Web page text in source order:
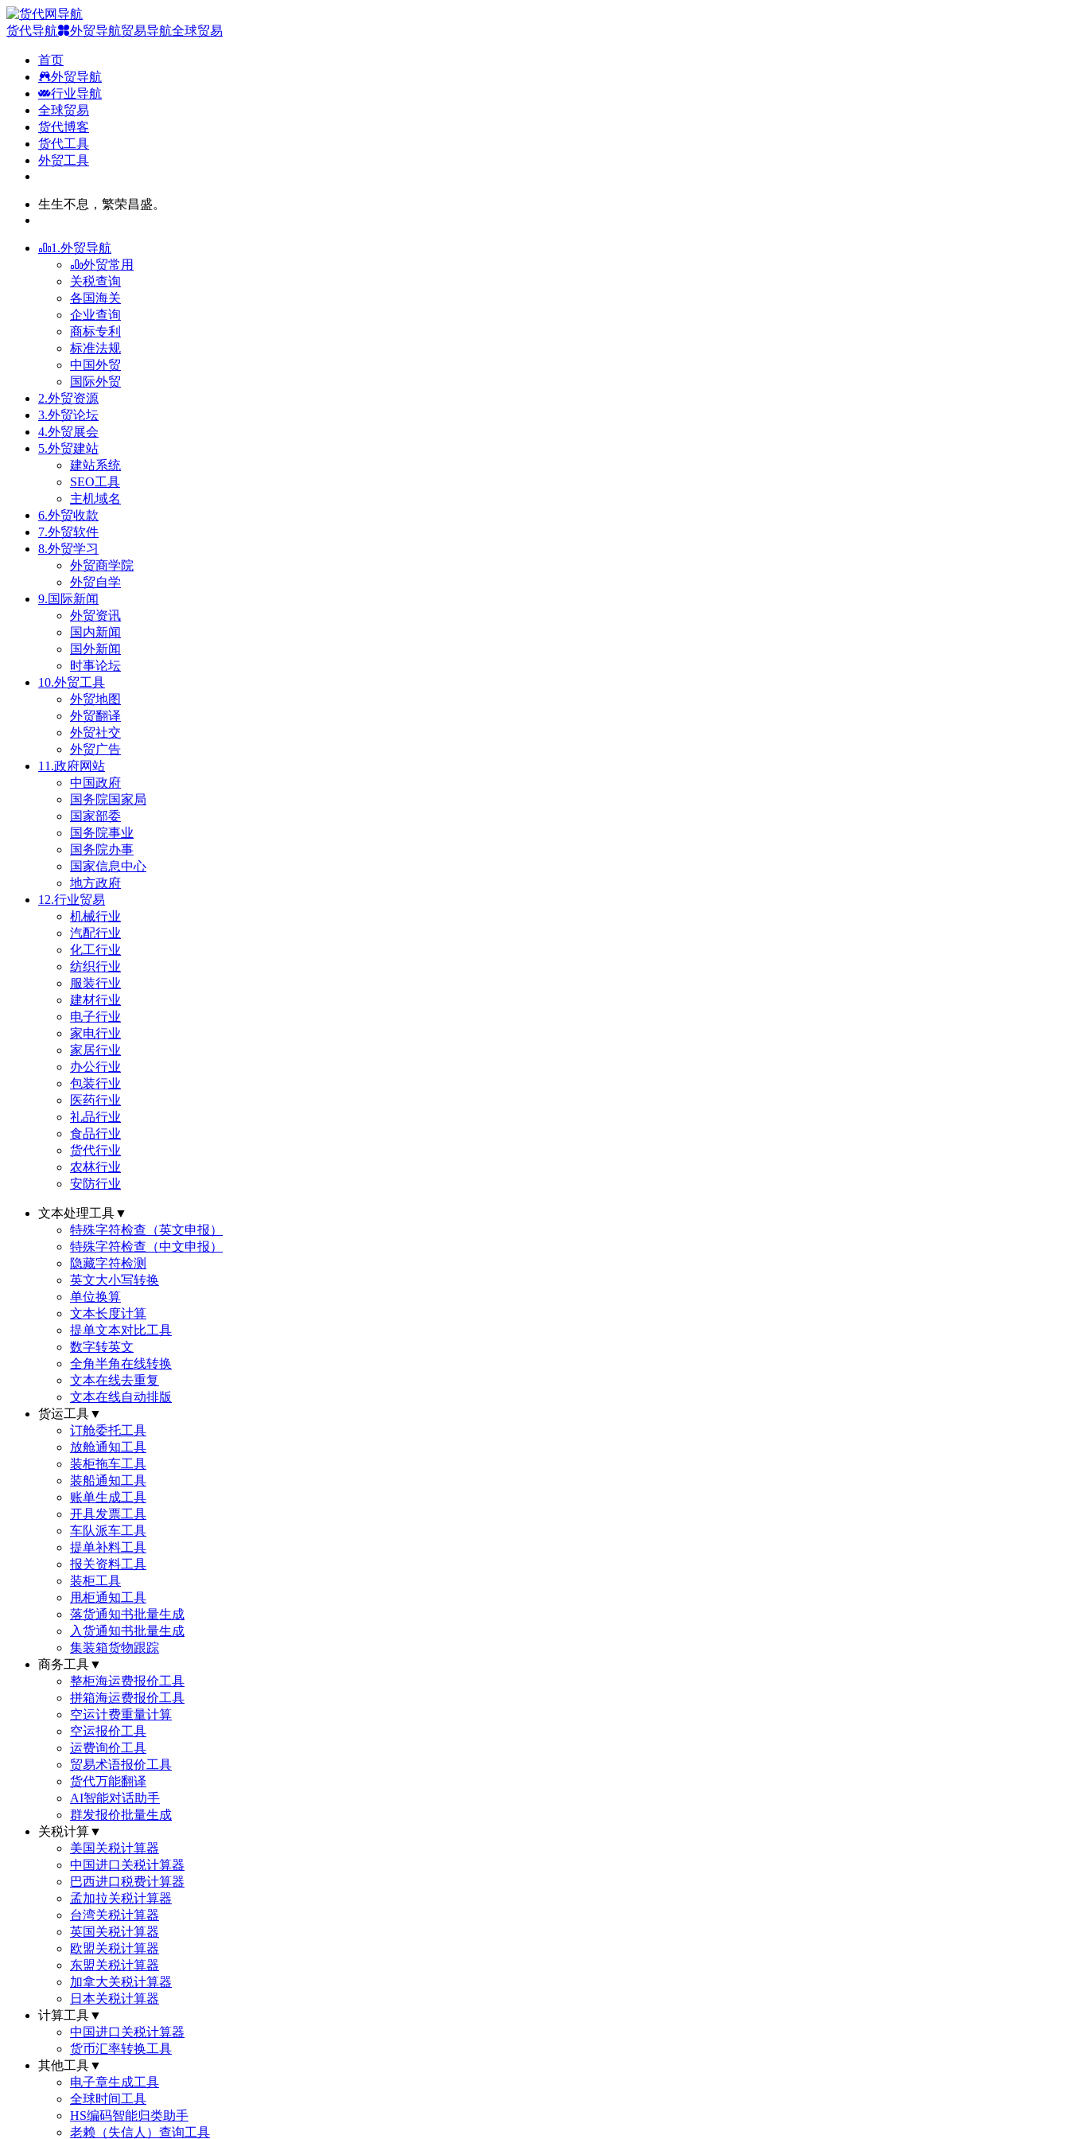
货代导航 外贸导航贸易导航全球贸易
首页
外贸导航
行业导航
全球贸易
货代博客
货代工具
外贸工具
生生不息，繁荣昌盛。
1.外贸导航
外贸常用
关税查询
各国海关
企业查询
商标专利
标准法规
中国外贸
国际外贸
2.外贸资源
3.外贸论坛
4.外贸展会
5.外贸建站
建站系统
SEO工具
主机域名
6.外贸收款
7.外贸软件
8.外贸学习
外贸商学院
外贸自学
9.国际新闻
外贸资讯
国内新闻
国外新闻
时事论坛
10.外贸工具
外贸地图
外贸翻译
外贸社交
外贸广告
11.政府网站
中国政府
国务院国家局
国家部委
国务院事业
国务院办事
国家信息中心
地方政府
12.行业贸易
机械行业
汽配行业
化工行业
纺织行业
服装行业
建材行业
电子行业
家电行业
家居行业
办公行业
包装行业
医药行业
礼品行业
食品行业
货代行业
农林行业
安防行业
文本处理工具▼
特殊字符检查（英文申报）
特殊字符检查（中文申报）
隐藏字符检测
英文大小写转换
单位换算
文本长度计算
提单文本对比工具
数字转英文
全角半角在线转换
文本在线去重复
文本在线自动排版
货运工具▼
订舱委托工具
放舱通知工具
装柜拖车工具
装船通知工具
账单生成工具
开具发票工具
车队派车工具
提单补料工具
报关资料工具
装柜工具
甩柜通知工具
落货通知书批量生成
入货通知书批量生成
集装箱货物跟踪
商务工具▼
整柜海运费报价工具
拼箱海运费报价工具
空运计费重量计算
空运报价工具
运费询价工具
贸易术语报价工具
货代万能翻译
AI智能对话助手
群发报价批量生成
关税计算▼
美国关税计算器
中国进口关税计算器
巴西进口税费计算器
孟加拉关税计算器
台湾关税计算器
英国关税计算器
欧盟关税计算器
东盟关税计算器
加拿大关税计算器
日本关税计算器
计算工具▼
中国进口关税计算器
货币汇率转换工具
其他工具▼
电子章生成工具
全球时间工具
HS编码智能归类助手
老赖（失信人）查询工具